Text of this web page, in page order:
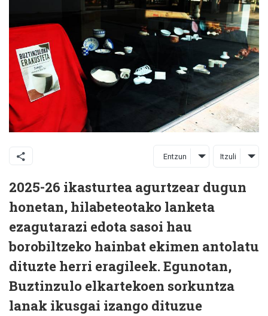
Entzun Itzuli
2025-26 ikasturtea agurtzear dugun
honetan, hilabeteotako lanketa
ezagutarazi edota sasoi hau
borobiltzeko hainbat ekimen antolatu
dituzte herri eragileek. Egunotan,
Buztinzulo elkartekoen sorkuntza
lanak ikusgai izango dituzue